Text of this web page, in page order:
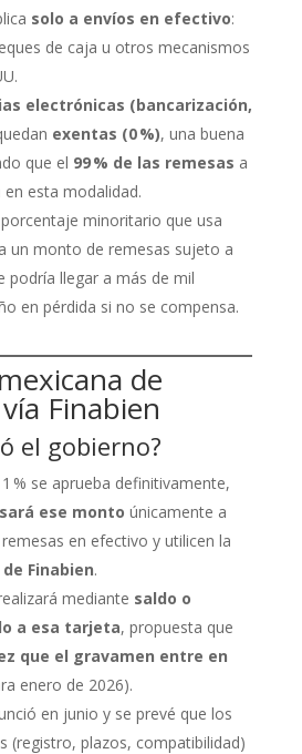
solo a envíos en efectivo:
de caja u otros mecanismos
electrónicas (bancarización,
exentas (0 %), una buena
que el 99 % de las remesas a
esta modalidad.
minoritario que usa
un monto de remesas sujeto a
podría llegar a más de mil
en pérdida si no se compensa.
de
Finabien
el gobierno?
% se aprueba definitivamente,
ese monto únicamente a
en efectivo y utilicen la
Finabien.
mediante saldo o
a esa tarjeta, propuesta que
que el gravamen entre en
enero de 2026).
en junio y se prevé que los
(registro, plazos, compatibilidad)